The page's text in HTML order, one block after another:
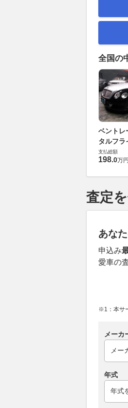
全国の
ベントレ
タルフラ
6.0 4WD
支払総額
198.0万円
査定
あな
申込み
愛車の
※1：本サ
メーカ
年式